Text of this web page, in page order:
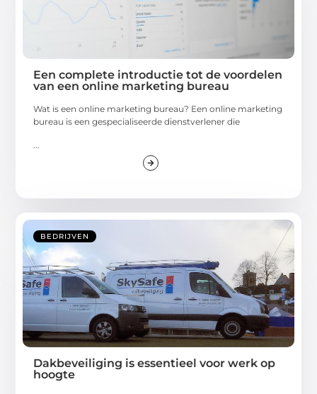
Een complete introductie tot de voordelen
van een online marketing bureau
Wat is een online marketing bureau? Een online marketing
bureau is een gespecialiseerde dienstverlener die
BEDRIJVEN
Dakbeveiliging is essentieel voor werk op
hoogte